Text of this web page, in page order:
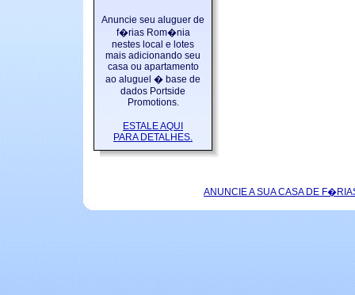
Anuncie seu aluguer de
f�rias Rom�nia
nestes local e lotes
mais adicionando seu
casa ou apartamento
ao aluguel � base de
dados Portside
Promotions.
ESTALE AQUI
PARA DETALHES.
ANUNCIE A SUA CASA DE